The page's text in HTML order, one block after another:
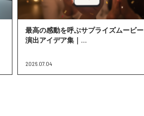
最高の感動を呼ぶサプライズムービー
演出アイデア集｜...
2026.07.04